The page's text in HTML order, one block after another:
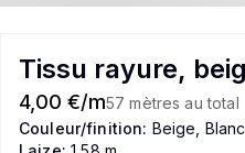
Tissu rayure,
4,00 €/m57 mètres au total
Couleur/finition: Beige,